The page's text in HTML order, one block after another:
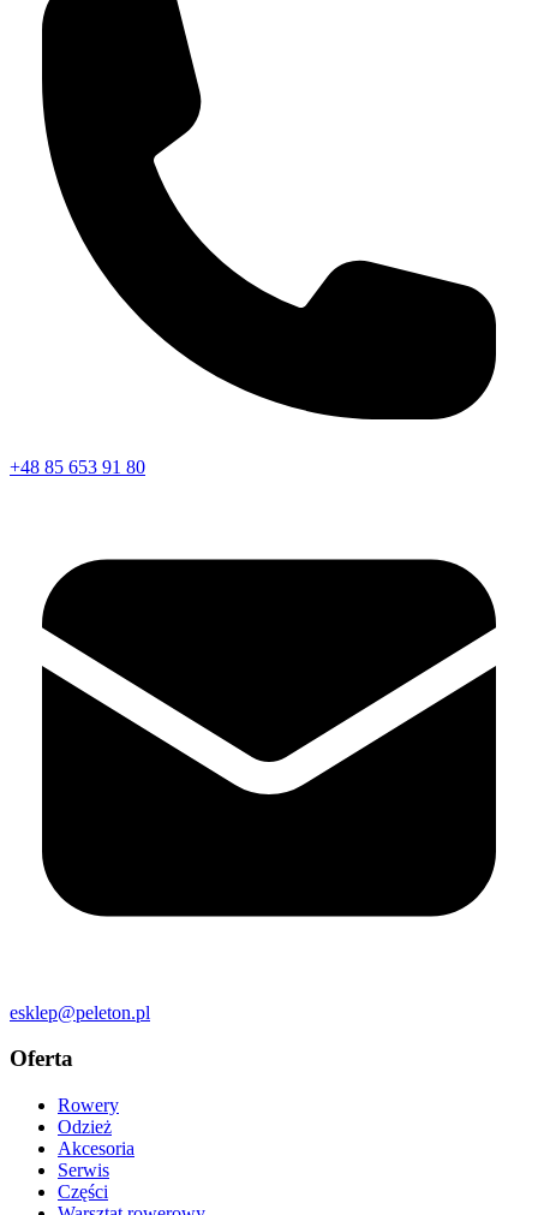
+48 85 653 91 80
esklep@peleton.pl
Oferta
Rowery
Odzież
Akcesoria
Serwis
Części